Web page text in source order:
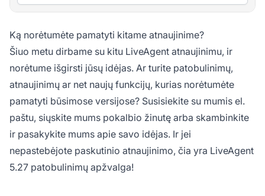
Ką norėtumėte pamatyti kitame atnaujinime?
Šiuo metu dirbame su kitu LiveAgent atnaujinimu, ir
norėtume išgirsti jūsų idėjas. Ar turite patobulinimų,
atnaujinimų ar net naujų funkcijų, kurias norėtumėte
pamatyti būsimose versijose? Susisiekite su mumis el.
paštu, siųskite mums pokalbio žinutę arba skambinkite
ir pasakykite mums apie savo idėjas. Ir jei
nepastebėjote paskutinio atnaujinimo, čia yra LiveAgent
5.27 patobulinimų apžvalga!